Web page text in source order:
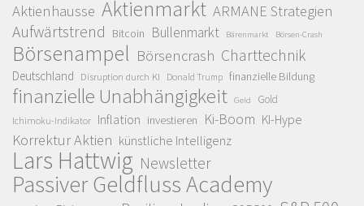
Aktienhausse Aktienmarkt ARMANE Strategien
Aufwärtstrend Bitcoin Bullenmarkt Bärenmarkt Börsen-Crash
Börsenampel Börsencrash Charttechnik
Deutschland Disruption durch KI Donald Trump finanzielle Bildung
finanzielle Unabhängigkeit Geld Gold
Ichimoku-Indikator Inflation investieren Ki-Boom KI-Hype
Korrektur Aktien künstliche Intelligenz
Lars Hattwig Newsletter
Passiver Geldfluss Academy